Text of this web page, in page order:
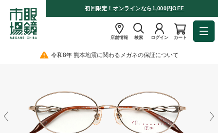
初回限定！オンラインなら1,000円OFF
店舗情報 検索 ログイン カート
令和8年 熊本地震に関わるメガネの保証について